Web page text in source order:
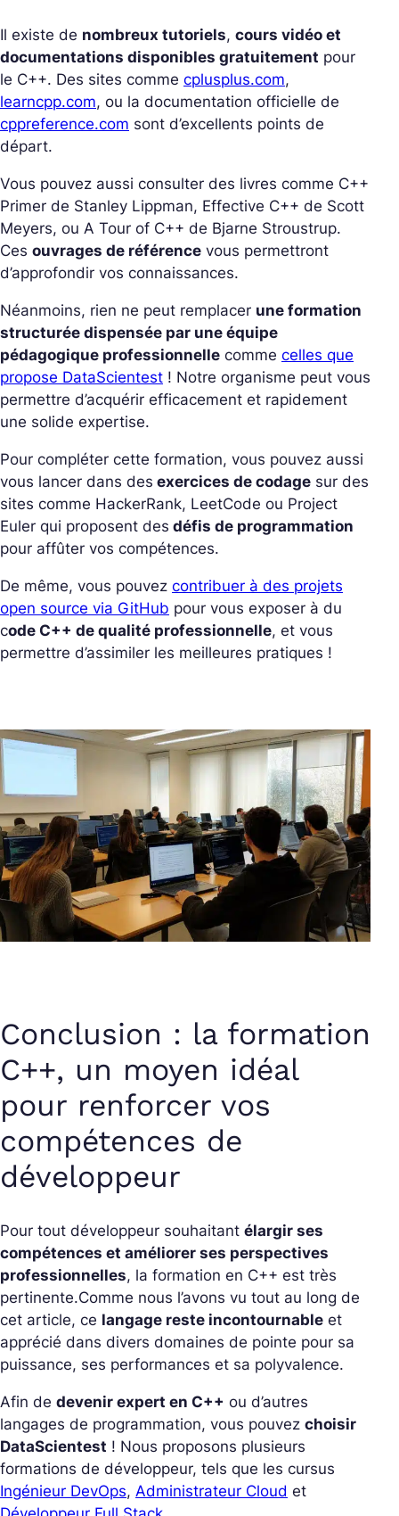
Il existe de nombreux tutoriels, cours vidéo et
documentations disponibles gratuitement pour
le C++. Des sites comme cplusplus.com,
learncpp.com, ou la documentation officielle de
cppreference.com sont d’excellents points de
départ.
Vous pouvez aussi consulter des livres comme C++
Primer de Stanley Lippman, Effective C++ de Scott
Meyers, ou A Tour of C++ de Bjarne Stroustrup.
Ces ouvrages de référence vous permettront
d’approfondir vos connaissances.
Néanmoins, rien ne peut remplacer une formation
structurée dispensée par une équipe
pédagogique professionnelle comme celles que
propose DataScientest ! Notre organisme peut vous
permettre d’acquérir efficacement et rapidement
une solide expertise.
Pour compléter cette formation, vous pouvez aussi
vous lancer dans des exercices de codage sur des
sites comme HackerRank, LeetCode ou Project
Euler qui proposent des défis de programmation
pour affûter vos compétences.
De même, vous pouvez contribuer à des projets
open source via GitHub pour vous exposer à du
code C++ de qualité professionnelle, et vous
permettre d’assimiler les meilleures pratiques !
Conclusion : la formation
C++, un moyen idéal
pour renforcer vos
compétences de
développeur
Pour tout développeur souhaitant élargir ses
compétences et améliorer ses perspectives
professionnelles, la formation en C++ est très
pertinente.Comme nous l’avons vu tout au long de
cet article, ce langage reste incontournable et
apprécié dans divers domaines de pointe pour sa
puissance, ses performances et sa polyvalence.
Afin de devenir expert en C++ ou d’autres
langages de programmation, vous pouvez choisir
DataScientest ! Nous proposons plusieurs
formations de développeur, tels que les cursus
Ingénieur DevOps, Administrateur Cloud et